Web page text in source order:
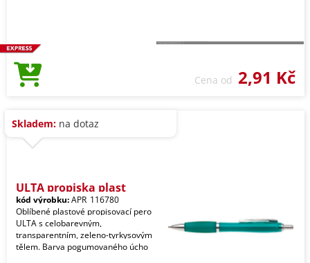
Cena od 2,91 Kč
Skladem: na dotaz
ULTA propiska plast
kód výrobku:APR_116780
Oblíbené plastové propisovací pero
ULTA s celobarevným,
transparentním, zeleno-tyrkysovým
tělem. Barva pogumovaného úcho